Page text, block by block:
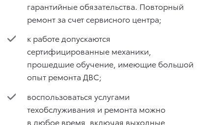
гарантийные обязательства. Повторный
ремонт за счет сервисного центра;
к работе допускаются
сертифицированные механики,
прошедшие обучение, имеющие большой
опыт ремонта ДВС;
воспользоваться услугами
техобслуживания и ремонта можно
в любое время, включая выходные